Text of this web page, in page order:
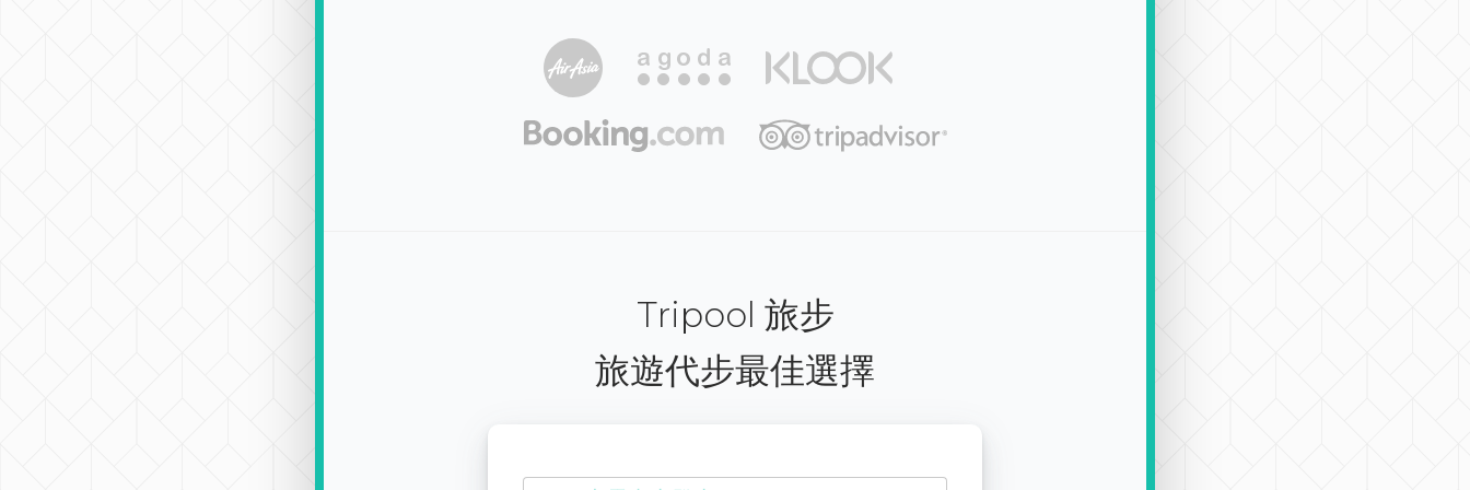
Tripool 旅步
旅遊代步最佳選擇